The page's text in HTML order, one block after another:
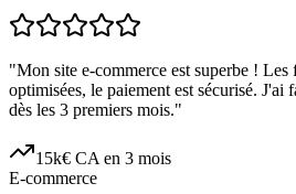
"Mon site e-commerce est superbe ! Les
optimisées, le paiement est sécurisé.
dès les 3 premiers mois."
15k€ CA en 3 mois
E-commerce